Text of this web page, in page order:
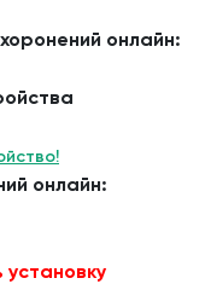
онлайн:
онлайн: